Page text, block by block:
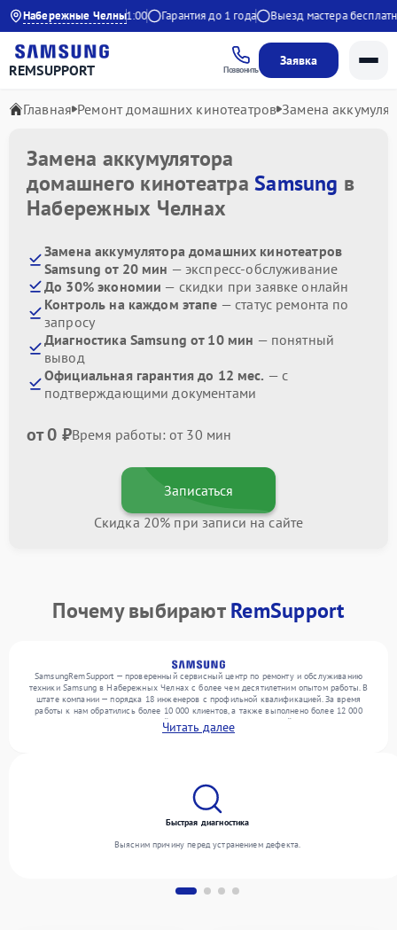
Набережные Челны
с 9:00 до 21:00 Гарантия до 1 года Выезд мастера бесплатно
REMSUPPORT Позвонить
Заявка
Главная Ремонт домашних кинотеатров Замена
Замена аккумулятора
домашнего кинотеатраSamsung в
Набережных Челнах
Замена аккумулятора домашних кинотеатров
Samsung от 20 мин — экспресс-обслуживание
До 30% экономии — скидки при заявке онлайн
Контроль на каждом этапе — статус ремонта по
запросу
Диагностика Samsung от 10 мин — понятный
вывод
Официальная гарантия до 12 мес. — с
подтверждающими документами
от 0 ₽Время работы: от 30 мин
Записаться
Скидка 20% при записи на сайте
Почему выбираютRemSupport
SamsungRemSupport — проверенный сервисный центр по ремонту и обслуживанию
техники Samsung в Набережных Челнах с более чем десятилетним опытом работы. В
штате компании — порядка 18 инженеров с профильной квалификацией. За время
работы к нам обратились более 10 000 клиентов, а также выполнено более 12 000
ремонтов. Ежемесячно в сервисный центр поступает от 300 устройств, включая , , . Мы
выполняем ремонт различного уровня сложности и гарантируем высокое качество
Читать далее
Быстрая диагностика
Выясним причину перед устранением дефекта.